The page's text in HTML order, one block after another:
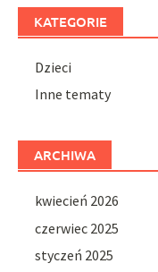
KATEGORIE
Dzieci
Inne tematy
ARCHIWA
kwiecień 2026
czerwiec 2025
styczeń 2025